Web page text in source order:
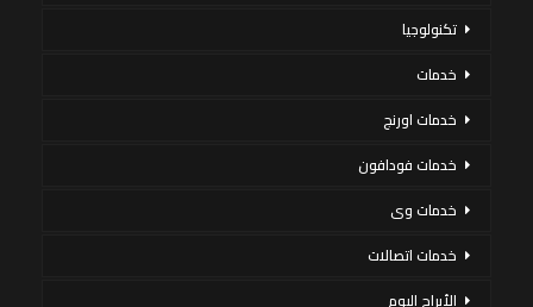
تكنولوجيا
خدمات
خدمات اورنج
خدمات فودافون
خدمات وى
خدمات اتصالات
الأبراج اليوم